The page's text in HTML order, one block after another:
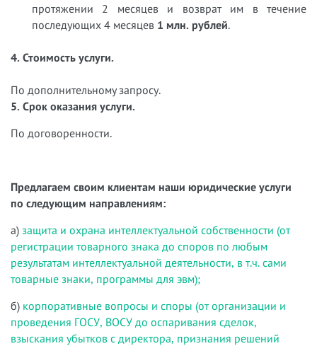
протяжении 2 месяцев и возврат им в течение
последующих 4 месяцев 1 млн. рублей.
4. Стоимость услуги.
По дополнительному запросу.
5. Срок оказания услуги.
По договоренности.
Предлагаем своим клиентам наши юридические услуги
по следующим направлениям:
а) защита и охрана интеллектуальной собственности (от
регистрации товарного знака до споров по любым
результатам интеллектуальной деятельности, в т.ч. сами
товарные знаки, программы для эвм);
б) корпоративные вопросы и споры (от организации и
проведения ГОСУ, ВОСУ до оспаривания сделок,
взыскания убытков с директора, признания решений